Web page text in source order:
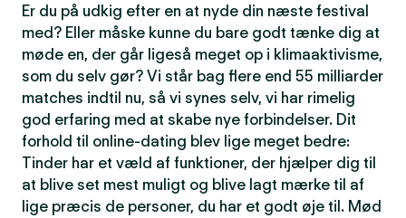
Er du på udkig efter en at nyde din næste festival
med? Eller måske kunne du bare godt tænke dig at
møde en, der går ligeså meget op i klimaaktivisme,
som du selv gør? Vi står bag flere end 55 milliarder
matches indtil nu, så vi synes selv, vi har rimelig
god erfaring med at skabe nye forbindelser. Dit
forhold til online-dating blev lige meget bedre:
Tinder har et væld af funktioner, der hjælper dig til
at blive set mest muligt og blive lagt mærke til af
lige præcis de personer, du har et godt øje til. Mød